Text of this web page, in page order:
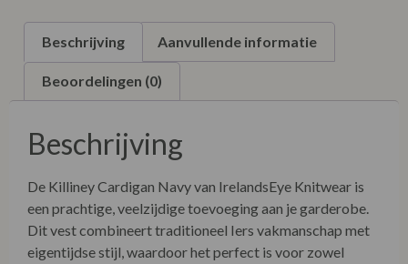
Beschrijving Aanvullende informatie
Beoordelingen (0)
Beschrijving
De Killiney Cardigan Navy van IrelandsEye Knitwear is
een prachtige, veelzijdige toevoeging aan je garderobe.
Dit vest combineert traditioneel Iers vakmanschap met
eigentijdse stijl, waardoor het perfect is voor zowel